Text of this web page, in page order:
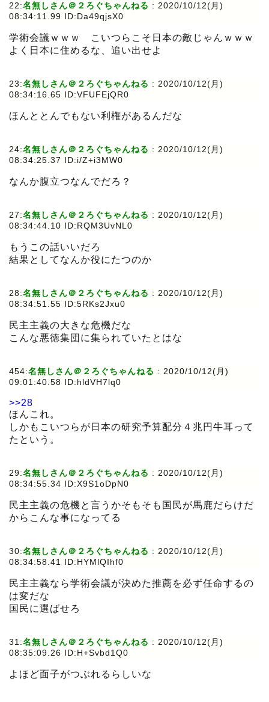
22:名無しさん＠２ろぐちゃんねる : 2020/10/12(月)
08:34:11.99 ID:Da49qjsX0
学術会議ｗｗｗ こいつらこそ日本の敵じゃんｗｗｗ
よく日本に住めるな、追い出せよ
23:名無しさん＠２ろぐちゃんねる : 2020/10/12(月)
08:34:16.65 ID:VFUFEjQR0
ほんととんでもない利権があるんだな
24:名無しさん＠２ろぐちゃんねる : 2020/10/12(月)
08:34:25.37 ID:i/Z+i3MW0
なんか腹立つなんでだろ？
27:名無しさん＠２ろぐちゃんねる : 2020/10/12(月)
08:34:44.10 ID:RQM3UvNL0
もうこの話いいだろ
結果としてなんか役にたつのか
28:名無しさん＠２ろぐちゃんねる : 2020/10/12(月)
08:34:51.55 ID:5RKs2Jxu0
民主主義の大きな危機だな
こんな悪徳集団に集られていたとはな
454:名無しさん＠２ろぐちゃんねる : 2020/10/12(月)
09:01:40.58 ID:hldVH7lq0
>>28
ほんこれ。
しかもこいつらが日本の研究予算配分４兆円牛耳って
たという。
29:名無しさん＠２ろぐちゃんねる : 2020/10/12(月)
08:34:55.34 ID:X9S1oDpN0
民主主義の危機と言うかそもそも国民が馬鹿だらけだ
からこんな事になってる
30:名無しさん＠２ろぐちゃんねる : 2020/10/12(月)
08:34:58.41 ID:HYMlQIhf0
民主主義なら学術会議が決めた推薦を必ず任命するの
は変だな
国民に選ばせろ
31:名無しさん＠２ろぐちゃんねる : 2020/10/12(月)
08:35:09.26 ID:H+Svbd1Q0
よほど面子がつぶれるらしいな